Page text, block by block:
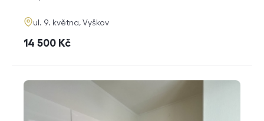
adresa
ul. 9. května, Vyškov
cena
14 500 Kč